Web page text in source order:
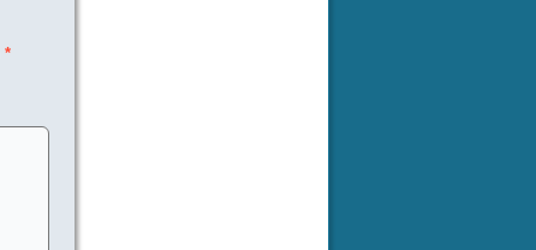
*